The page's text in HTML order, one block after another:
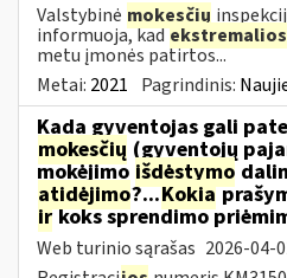
Valstybinė mokesčių
informuoja, kadekstremalios
metu įmonės patirtos...
Metai: 2021 Pagrindinis:
Kada gyventojas gali
mokesčių (gyventojų
mokėjimo išdėstymo
atidėjimo?...Kokia
irkoks sprendimo
Web turinio sąrašas 2026-04-